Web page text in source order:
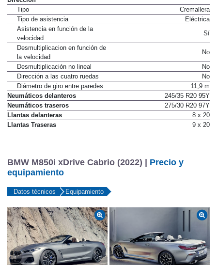
Tipo
Cremallera
Tipo de asistencia
Eléctrica
Asistencia en función de la
velocidad
Sí
Desmultiplicacion en función de
la velocidad
No
Desmultiplicación no lineal
No
Dirección a las cuatro ruedas
No
Diámetro de giro entre paredes
11,9 m
Neumáticos delanteros
245/35 R20 95Y
Neumáticos traseros
275/30 R20 97Y
Llantas delanteras
8 x 20
Llantas Traseras
9 x 20
BMW M850i xDrive Cabrio (2022) | Precio y
equipamiento
Datos técnicos Equipamiento